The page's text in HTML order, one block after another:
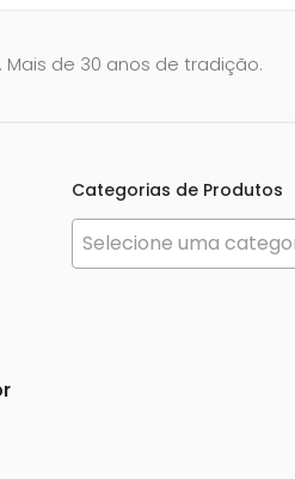
de 30 anos de tradição.
Categorias de Produtos
Selecione uma